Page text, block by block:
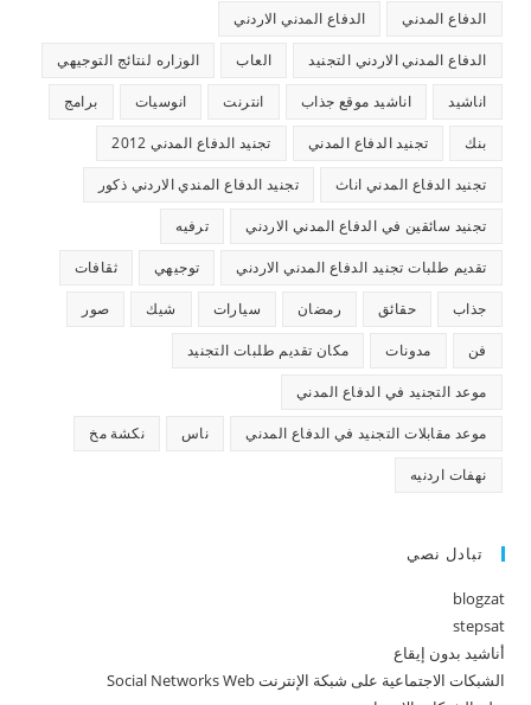
الدفاع المدني الدفاع المدني الاردني
الدفاع المدني الاردني التجنيد العاب الوزاره لنتائج التوجيهي
اناشيد اناشيد موقع جذاب انترنت انوسيات برامج
بنك تجنيد الدفاع المدني تجنيد الدفاع المدني 2012
تجنيد الدفاع المدني اناث تجنيد الدفاع المندي الاردني ذكور
تجنيد سائقين في الدفاع المدني الاردني ترفيه
تقديم طلبات تجنيد الدفاع المدني الاردني توجيهي ثقافات
جذاب حقائق رمضان سيارات شيك صور
فن مدونات مكان تقديم طلبات التجنيد
موعد التجنيد في الدفاع المدني
موعد مقابلات التجنيد في الدفاع المدني ناس نكشة مخ
نهفات اردنيه
تبادل نصي
blogzat
stepsat
أناشيد بدون إيقاع
الشبكات الاجتماعية على شبكة الإنترنت Social Networks Web